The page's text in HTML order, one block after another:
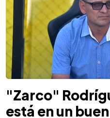
"Zarco"
está en un